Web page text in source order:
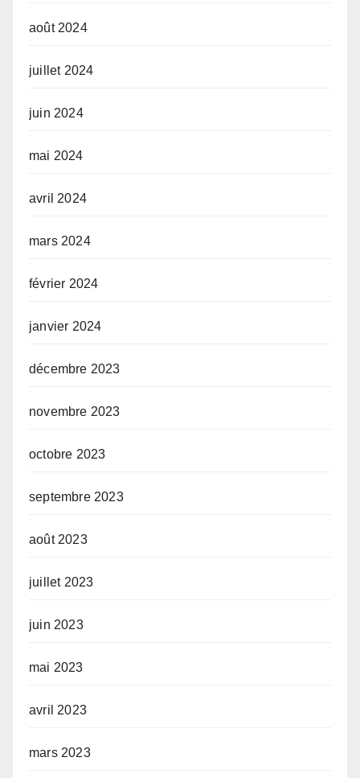
août 2024
juillet 2024
juin 2024
mai 2024
avril 2024
mars 2024
février 2024
janvier 2024
décembre 2023
novembre 2023
octobre 2023
septembre 2023
août 2023
juillet 2023
juin 2023
mai 2023
avril 2023
mars 2023